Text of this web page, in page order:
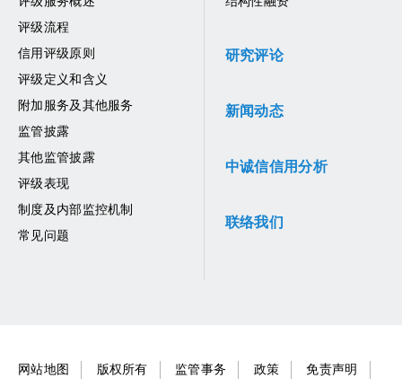
评级流程
信用评级原则
评级定义和含义
附加服务及其他服务
监管披露
其他监管披露
评级表现
制度及内部监控机制
常见问题
研究评论
新闻动态
中诚信信用分析
联络我们
网站地图 版权所有 监管事务 政策 免责声明